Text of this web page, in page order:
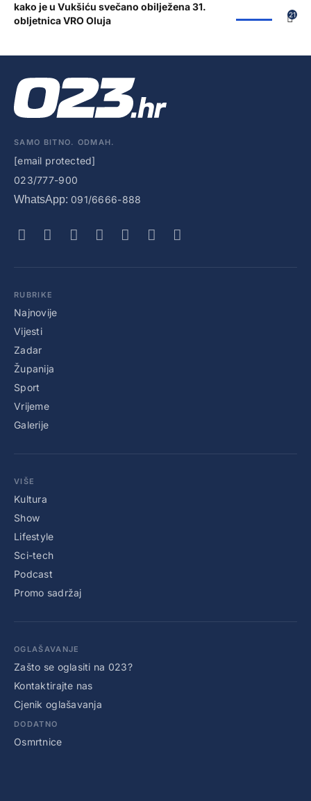
21
kako je u Vukšiću svečano obilježena 31.
obljetnica VRO Oluja
SAMO BITNO. ODMAH.
[email protected]
023/777-900
WhatsApp: 091/6666-888
RUBRIKE
Najnovije
Vijesti
Zadar
Županija
Sport
Vrijeme
Galerije
VIŠE
Kultura
Show
Lifestyle
Sci-tech
Podcast
Promo sadržaj
OGLAŠAVANJE
Zašto se oglasiti na 023?
Kontaktirajte nas
Cjenik oglašavanja
DODATNO
Osmrtnice